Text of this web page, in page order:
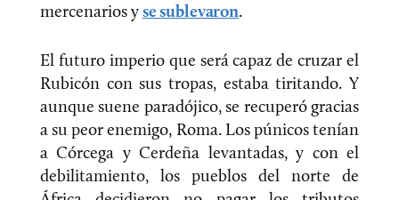
mercenarios yse sublevaron.
El futuro imperio que será capaz de cruzar el
Rubicón con sus tropas, estaba tiritando. Y
aunque suene paradójico, se recuperó gracias
a su peor enemigo, Roma. Los púnicos tenían
a Córcega y Cerdeña levantadas, y con el
debilitamiento, los pueblos del norte de